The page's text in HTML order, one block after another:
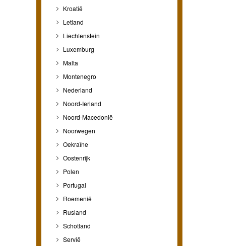
Kroatië
Letland
Liechtenstein
Luxemburg
Malta
Montenegro
Nederland
Noord-Ierland
Noord-Macedonië
Noorwegen
Oekraïne
Oostenrijk
Polen
Portugal
Roemenië
Rusland
Schotland
Servië